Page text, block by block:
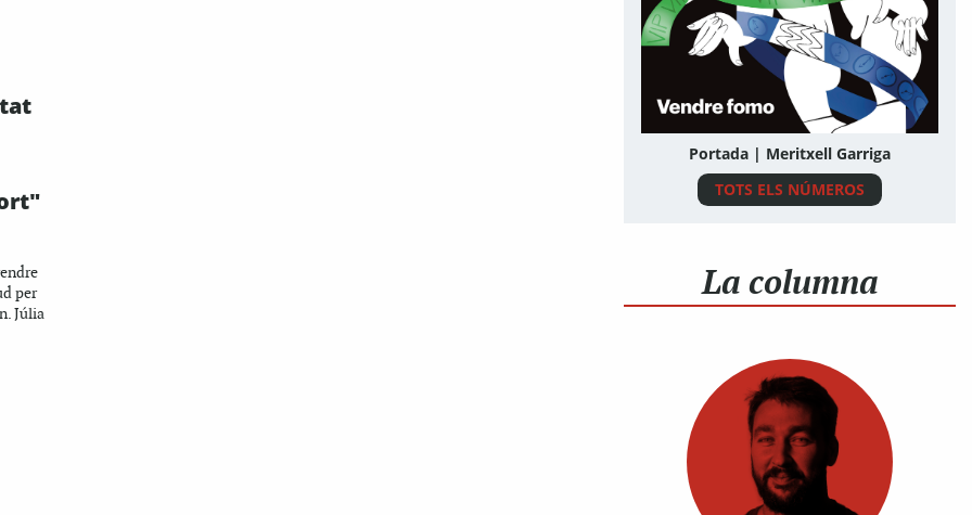
per
Júlia
Portada | Meritxell Garriga
TOTS ELS NÚMEROS
La columna